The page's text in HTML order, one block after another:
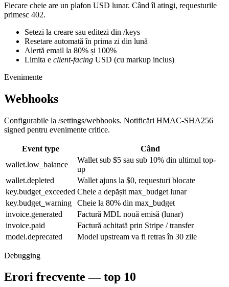
Fiecare cheie are un plafon USD lunar. Când îl atingi, requesturile
primesc 402.
Setezi la creare sau editezi din /keys
Resetare automată în prima zi din lună
Alertă email la 80% și 100%
Limita e client-facing USD (cu markup inclus)
Evenimente
Webhooks
Configurabile la /settings/webhooks. Notificări HMAC-SHA256
signed pentru evenimente critice.
Event type
Când
wallet.low_balance
Wallet sub $5 sau sub 10% din ultimul top-
up
wallet.depleted
Wallet ajuns la $0, requesturi blocate
key.budget_exceeded Cheie a depășit max_budget lunar
key.budget_warning
Cheie la 80% din max_budget
invoice.generated
Factură MDL nouă emisă (lunar)
invoice.paid
Factură achitată prin Stripe / transfer
model.deprecated
Model upstream va fi retras în 30 zile
Debugging
Erori frecvente — top 10